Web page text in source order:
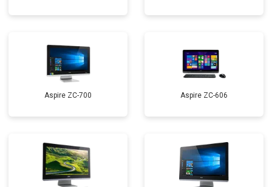
Aspire ZC-700 Aspire ZC-606